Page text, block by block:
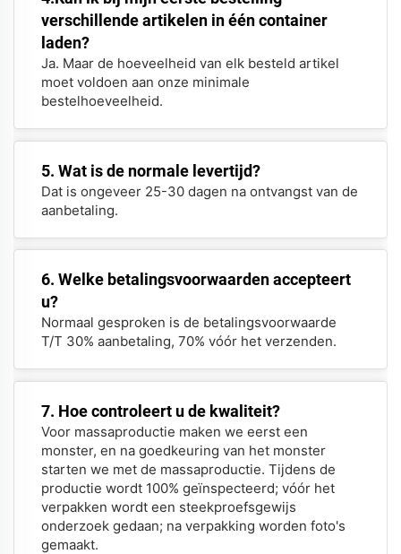
verschillende artikelen in één container
laden?
Ja. Maar de hoeveelheid van elk besteld artikel
moet voldoen aan onze minimale
bestelhoeveelheid.
5. Wat is de normale levertijd?
Dat is ongeveer 25-30 dagen na ontvangst van de
aanbetaling.
6. Welke betalingsvoorwaarden accepteert
u?
Normaal gesproken is de betalingsvoorwaarde
T/T 30% aanbetaling, 70% vóór het verzenden.
7. Hoe controleert u de kwaliteit?
Voor massaproductie maken we eerst een
monster, en na goedkeuring van het monster
starten we met de massaproductie. Tijdens de
productie wordt 100% geïnspecteerd; vóór het
verpakken wordt een steekproefsgewijs
onderzoek gedaan; na verpakking worden foto's
gemaakt.